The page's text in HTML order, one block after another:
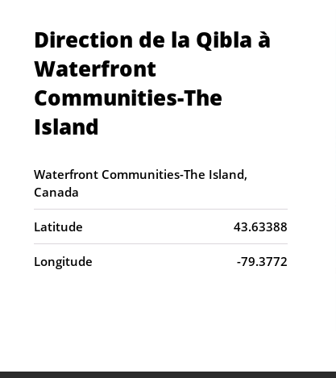
Direction de la Qibla à
Waterfront
Communities-The
Island
Waterfront Communities-The Island,
Canada
Latitude 43.63388
Longitude -79.3772